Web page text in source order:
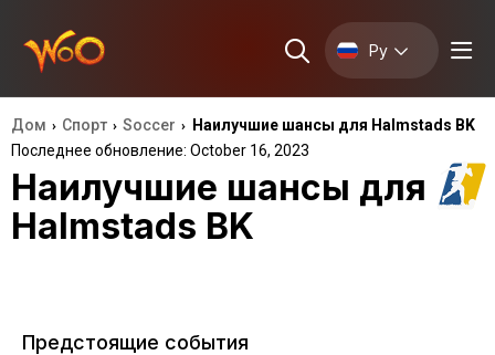
Ру
Дом › Спорт › Soccer › Наилучшие шансы для Halmstads BK
Последнее обновление: October 16, 2023
Наилучшие шансы для
Halmstads BK
Предстоящие события